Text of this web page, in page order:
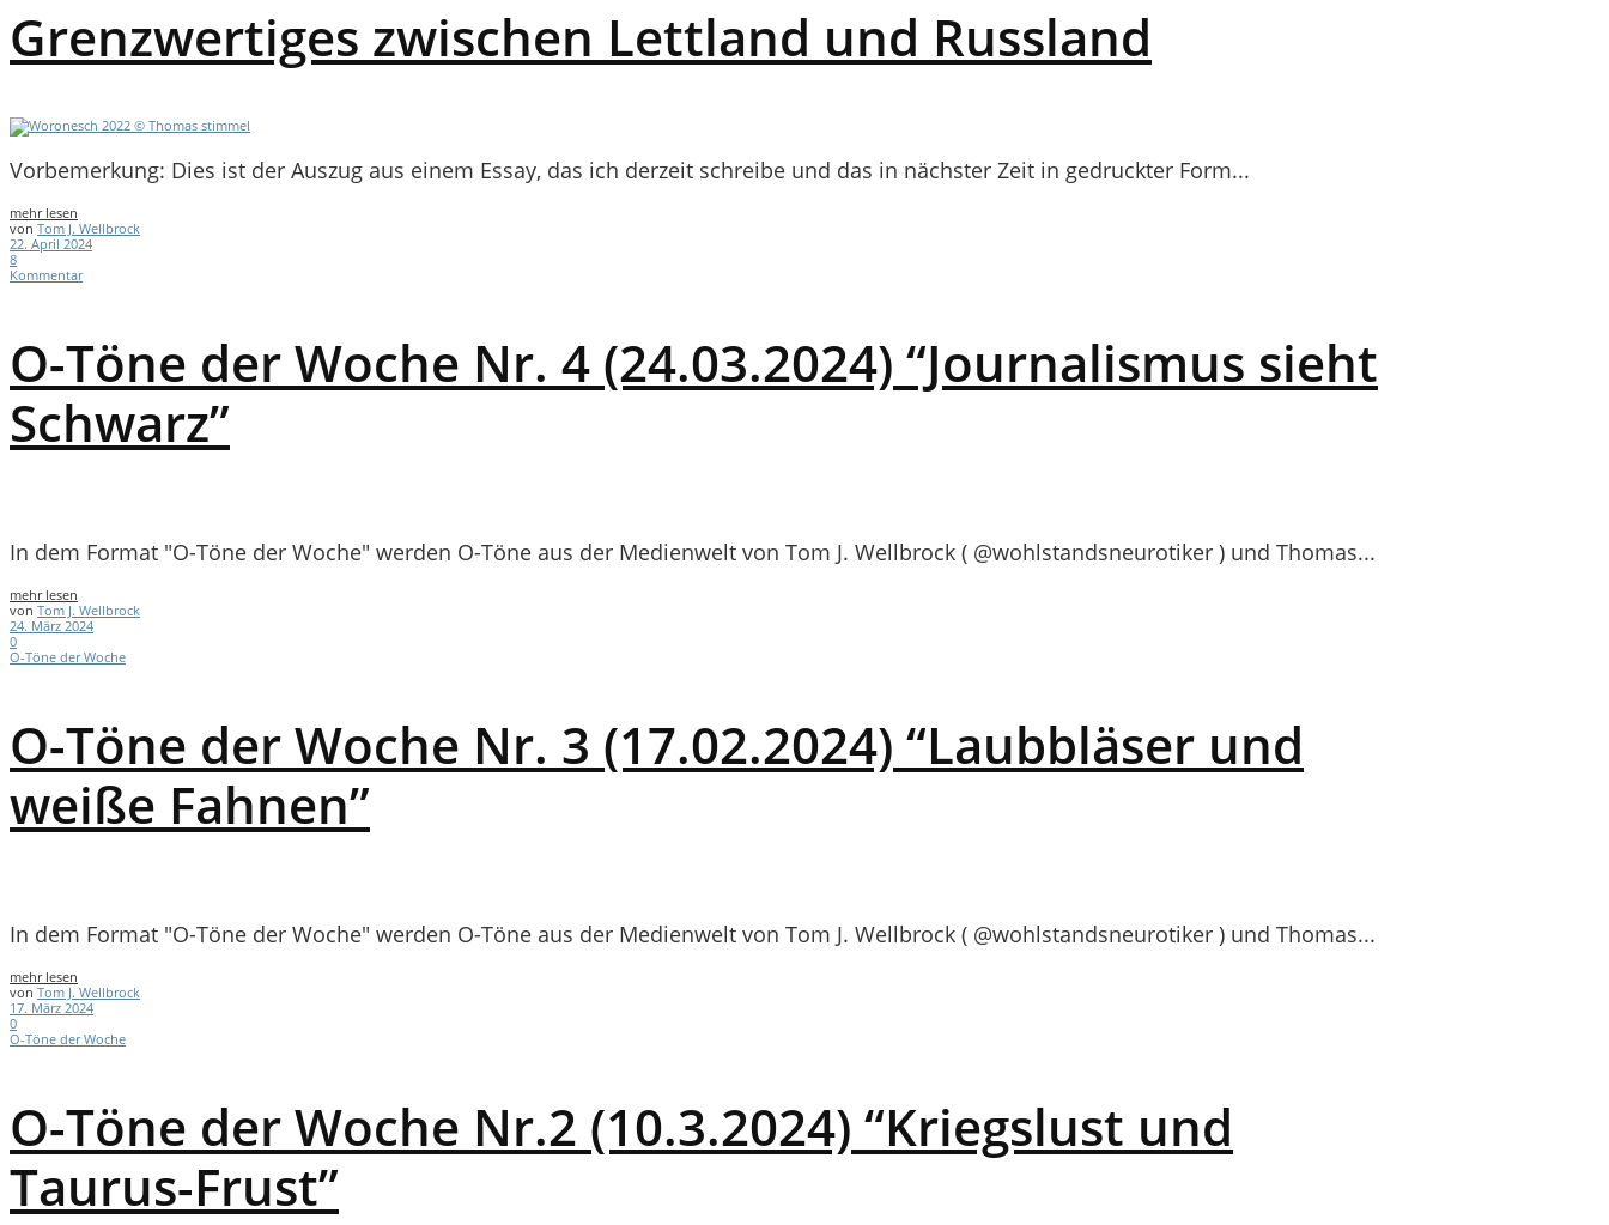
Grenzwertiges zwischen Lettland und Russland
Vorbemerkung: Dies ist der Auszug aus einem Essay, das ich derzeit schreibe und das in nächster Zeit in gedruckter Form...
mehr lesen
von Tom J. Wellbrock
22. April 2024
8
Kommentar
O-Töne der Woche Nr. 4 (24.03.2024) “Journalismus sieht
Schwarz”
In dem Format "O-Töne der Woche" werden O-Töne aus der Medienwelt von Tom J. Wellbrock ( @wohlstandsneurotiker ) und Thomas...
mehr lesen
von Tom J. Wellbrock
24. März 2024
0
O-Töne der Woche
O-Töne der Woche Nr. 3 (17.02.2024) “Laubbläser und
weiße Fahnen”
In dem Format "O-Töne der Woche" werden O-Töne aus der Medienwelt von Tom J. Wellbrock ( @wohlstandsneurotiker ) und Thomas...
mehr lesen
von Tom J. Wellbrock
17. März 2024
0
O-Töne der Woche
O-Töne der Woche Nr.2 (10.3.2024) “Kriegslust und
Taurus-Frust”